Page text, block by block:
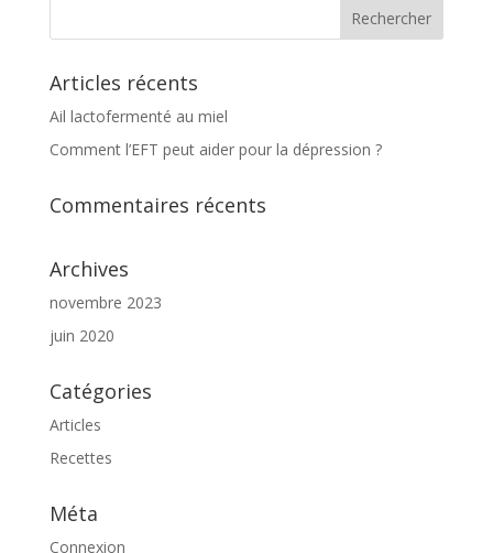
Articles récents
Ail lactofermenté au miel
Comment l’EFT peut aider pour la dépression ?
Commentaires récents
Archives
novembre 2023
juin 2020
Catégories
Articles
Recettes
Méta
Connexion